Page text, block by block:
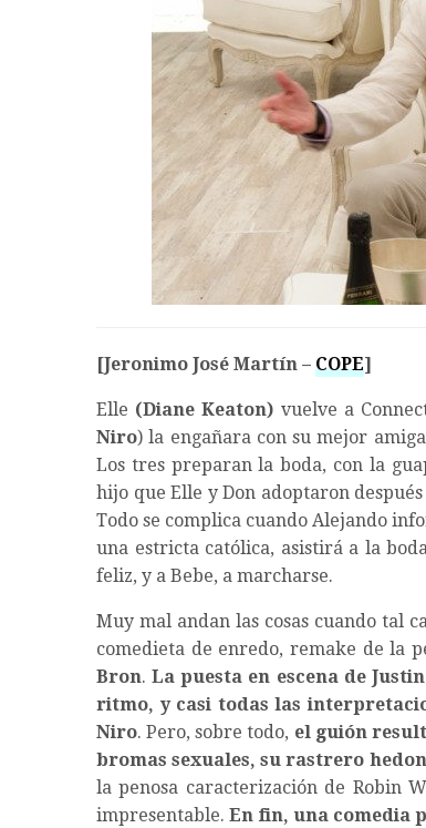
[Jeronimo José Martín – COPE]
Elle (Diane Keaton) vuelve a
Niro) la engañara con su mejor
Los tres preparan la boda, con la
hijo que Elle y Don adoptaron
Todo se complica cuando Alejando
una estricta católica, asistirá a la
feliz, y a Bebe, a marcharse.
Muy mal andan las cosas cuando tal
comedieta de enredo, remake de la
Bron. La puesta en escena de
ritmo, y casi todas las
Niro. Pero, sobre todo, el guión
bromas sexuales, su rastrero
la penosa caracterización de Robin
impresentable. En fin, una comedia